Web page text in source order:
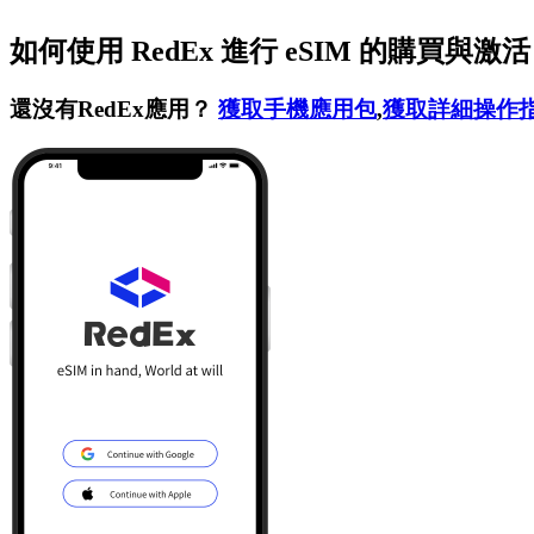
如何使用 RedEx 進行 eSIM 的購買與激活
還沒有RedEx應用？ 獲取手機應用包,獲取詳細操作